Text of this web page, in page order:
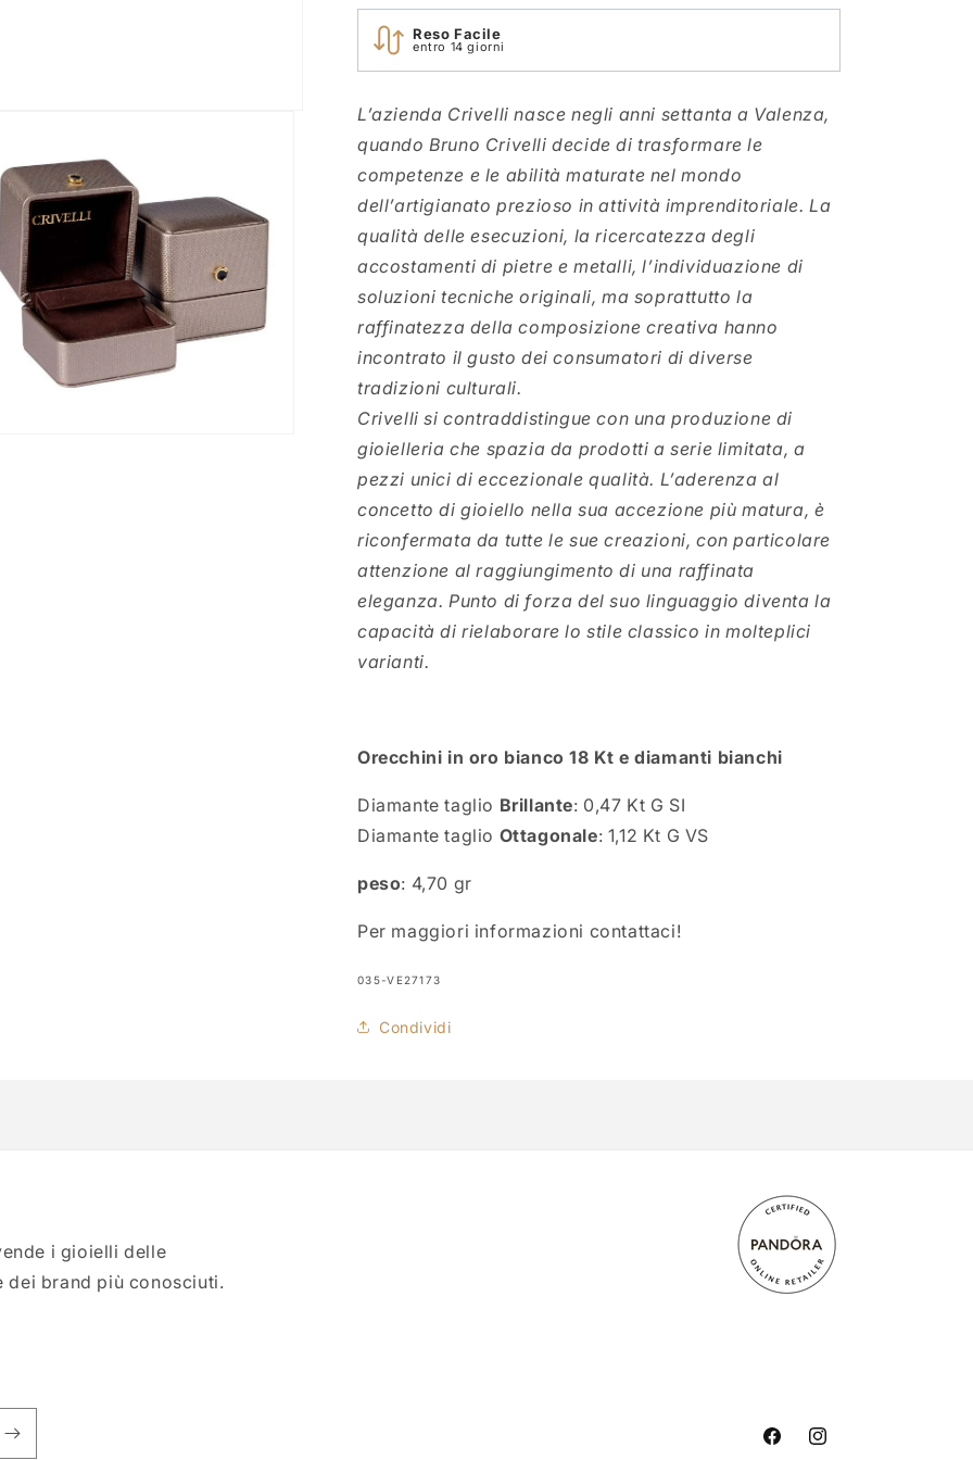
Reso Facile
entro 14 giorni
L’azienda Crivelli nasce negli anni settanta a Valenza,
quando Bruno Crivelli decide di trasformare le
competenze e le abilità maturate nel mondo
dell’artigianato prezioso in attività imprenditoriale. La
qualità delle esecuzioni, la ricercatezza degli
accostamenti di pietre e metalli, l’individuazione di
soluzioni tecniche originali, ma soprattutto la
raffinatezza della composizione creativa hanno
incontrato il gusto dei consumatori di diverse
tradizioni culturali.
Crivelli si contraddistingue con una produzione di
gioielleria che spazia da prodotti a serie limitata, a
pezzi unici di eccezionale qualità. L’aderenza al
concetto di gioiello nella sua accezione più matura, è
riconfermata da tutte le sue creazioni, con particolare
attenzione al raggiungimento di una raffinata
eleganza. Punto di forza del suo linguaggio diventa la
capacità di rielaborare lo stile classico in molteplici
varianti.
Orecchini in oro bianco 18 Kt e diamanti bianchi
Diamante taglio Brillante: 0,47 Kt G SI
Diamante taglio Ottagonale: 1,12 Kt G VS
peso: 4,70 gr
Per maggiori informazioni contattaci!
SKU:
035-VE27173
Condividi
i gioielli delle
dei brand più conosciuti.
FacebookInstagram